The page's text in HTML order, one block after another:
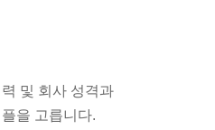
및 회사 성격과
을 고릅니다.